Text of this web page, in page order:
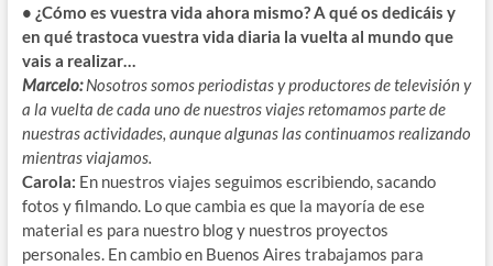
• ¿Cómo es vuestra vida ahora mismo? A qué os dedicáis y
en qué trastoca vuestra vida diaria la vuelta al mundo que
vais a realizar…
Marcelo:Nosotros somos periodistas y productores de televisión y
a la vuelta de cada uno de nuestros viajes retomamos parte de
nuestras actividades, aunque algunas las continuamos realizando
mientras viajamos.
Carola: En nuestros viajes seguimos escribiendo, sacando
fotos y filmando. Lo que cambia es que la mayoría de ese
material es para nuestro blog y nuestros proyectos
personales. En cambio en Buenos Aires trabajamos para